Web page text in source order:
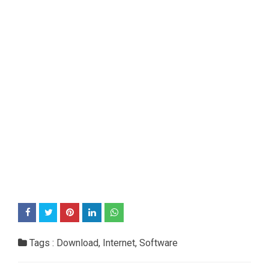
Tags : Download, Internet, Software